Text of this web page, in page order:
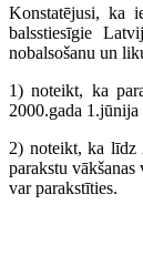
Konstatējusi, ka
balsstiesīgie
nobalsošanu un
1) noteikt, ka
2000.gada
2) noteikt, ka līdz
parakstu
var parakstīties.